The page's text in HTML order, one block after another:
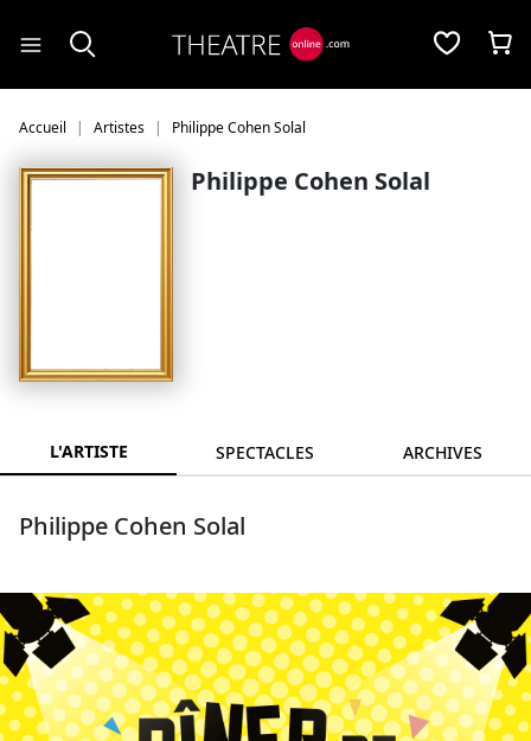
Accueil Artistes Philippe Cohen Solal
Philippe Cohen Solal
L'ARTISTE SPECTACLES ARCHIVES
Philippe Cohen Solal